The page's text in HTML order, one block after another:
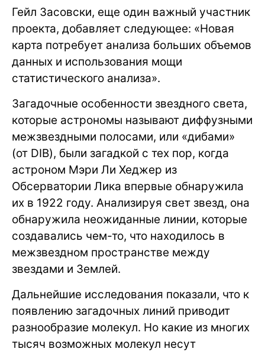
Гейл Засовски, еще один важный участник
проекта, добавляет следующее: «Новая
карта потребует анализа больших объемов
данных и использования мощи
статистического анализа».
Загадочные особенности звездного света,
которые астрономы называют диффузными
межзвездными полосами, или «дибами»
(от DIB), были загадкой с тех пор, когда
астроном Мэри Ли Хеджер из
Обсерватории Лика впервые обнаружила
их в 1922 году. Анализируя свет звезд, она
обнаружила неожиданные линии, которые
создавались чем-то, что находилось в
межзвездном пространстве между
звездами и Землей.
Дальнейшие исследования показали, что к
появлению загадочных линий приводит
разнообразие молекул. Но какие из многих
тысяч возможных молекул несут